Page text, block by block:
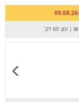
| זמן: 60 דק’